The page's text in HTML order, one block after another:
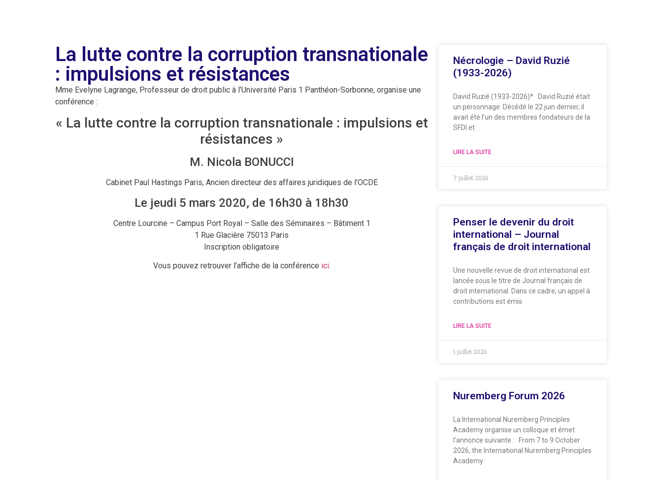
La lutte contre la corruption transnationale
: impulsions et résistances
Mme Evelyne Lagrange, Professeur de droit public à l’Université Paris 1 Panthéon-Sorbonne, organise une
conférence :
« La lutte contre la corruption transnationale : impulsions et
résistances »
M. Nicola BONUCCI
Cabinet Paul Hastings Paris, Ancien directeur des affaires juridiques de l’OCDE
Le jeudi 5 mars 2020, de 16h30 à 18h30
Centre Lourcine – Campus Port Royal – Salle des Séminaires – Bâtiment 1
1 Rue Glacière 75013 Paris
Inscription obligatoire
Vous pouvez retrouver l’affiche de la conférence ici.
Nécrologie – David Ruzié
(1933-2026)
David Ruzié (1933-2026)* David Ruzié était
un personnage. Décédé le 22 juin dernier, il
avait été l’un des membres fondateurs de la
SFDI et
LIRE LA SUITE
7 juillet 2026
Penser le devenir du droit
international – Journal
français de droit international
Une nouvelle revue de droit international est
lancée sous le titre de Journal français de
droit international. Dans ce cadre, un appel à
contributions est émis
LIRE LA SUITE
1 juillet 2026
Nuremberg Forum 2026
La International Nuremberg Principles
Academy organise un colloque et émet
l’annonce suivante : From 7 to 9 October
2026, the International Nuremberg Principles
Academy